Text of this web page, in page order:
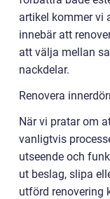
artikel kommer vi
innebär att
att välja mellan
nackdelar.
Renovera
När vi pratar om
vanligtvis
utseende och
ut beslag, slipa
utförd renovering